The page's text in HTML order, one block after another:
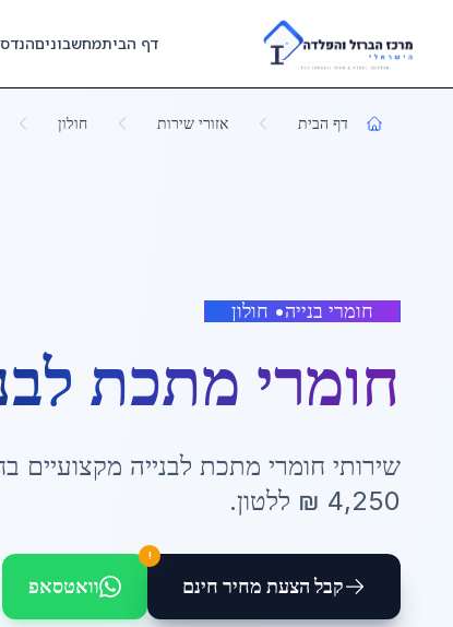
Skip to main content
דף הביתמחשבונים
דף הבית אזורי שירות חולון
חומרי בנייה• חולון
חומרי מתכת
שירותי חומרי מתכת לבנייה מקצועיים ב
4,250 ₪ ללטון.
קבל הצעת מחיר חינם
!
וואטסאפ